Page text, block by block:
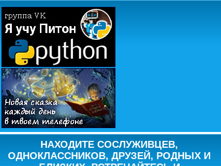
НАХОДИТЕ СОСЛУЖИВЦЕВ,
ОДНОКЛАССНИКОВ, ДРУЗЕЙ, РОДНЫХ И